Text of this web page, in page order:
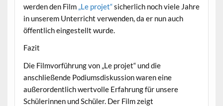
werden den Film „Le projet“sicherlich noch viele Jahre
in unserem Unterricht verwenden, da er nun auch
öffentlich eingestellt wurde.
Fazit
Die Filmvorführung von „Le projet“ und die
anschließende Podiumsdiskussion waren eine
außerordentlich wertvolle Erfahrung für unsere
Schülerinnen und Schüler. Der Film zeigt